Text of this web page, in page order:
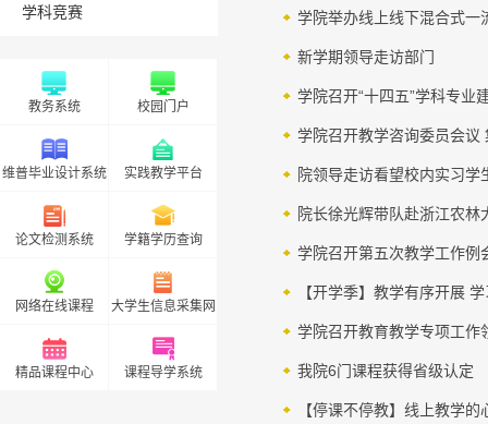
学科竞赛
教务系统 校园门户
维普毕业设计系统 实践教学平台
论文检测系统 学籍学历查询
网络在线课程 大学生信息采集网
精品课程中心 课程导学系统
学院举办线上线下混合式一
新学期领导走访部门
学院召开“十四五”学科专业
学院召开教学咨询委员会议
院领导走访看望校内实习学
院长徐光辉带队赴浙江农林
学院召开第五次教学工作例
【开学季】教学有序开展
学院召开教育教学专项工作
我院6门课程获得省级认定
【停课不停教】线上教学的